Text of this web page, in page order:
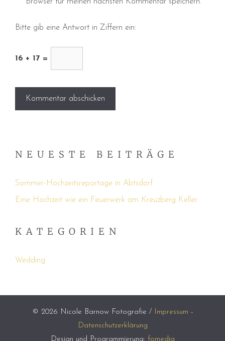
Bitte gib eine Antwort in Ziffern ein:
16 + 17 =
NEUESTE BEITRÄGE
Sommer-Hochzeitsreportage in Abtsdorf
Eine Hochzeit wie ein Feuerwerk am Kreuzberg Keller
KATEGORIEN
Wedding
© 2026 Nicole Barnow Fotografie / Impressum -
Datenschutzerklärung
Design und Programmierung: fomedia